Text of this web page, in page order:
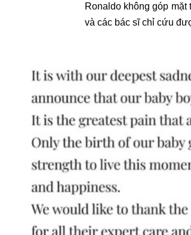
Ronaldo không góp
và các bác sĩ chỉ cứu